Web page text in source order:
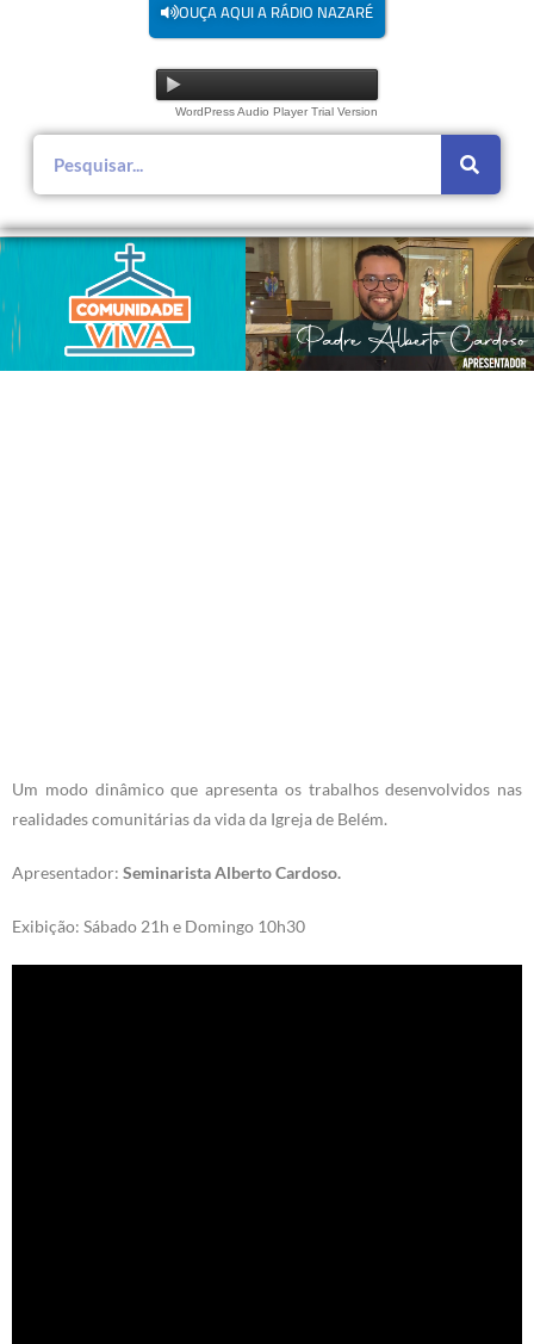
OUÇA AQUI A RÁDIO NAZARÉ
WordPress Audio Player Trial Version
Um modo dinâmico que apresenta os trabalhos desenvolvidos nas
realidades comunitárias da vida da Igreja de Belém.
Apresentador: Seminarista Alberto Cardoso.
Exibição: Sábado 21h e Domingo 10h30